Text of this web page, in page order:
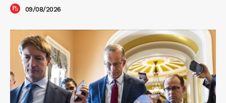
09/08/2026